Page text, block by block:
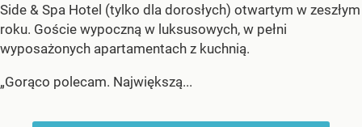
Side & Spa Hotel (tylko dla dorosłych) otwartym w zeszłym
roku. Goście wypoczną w luksusowych, w pełni
wyposażonych apartamentach z kuchnią.
„Gorąco polecam. Największą...